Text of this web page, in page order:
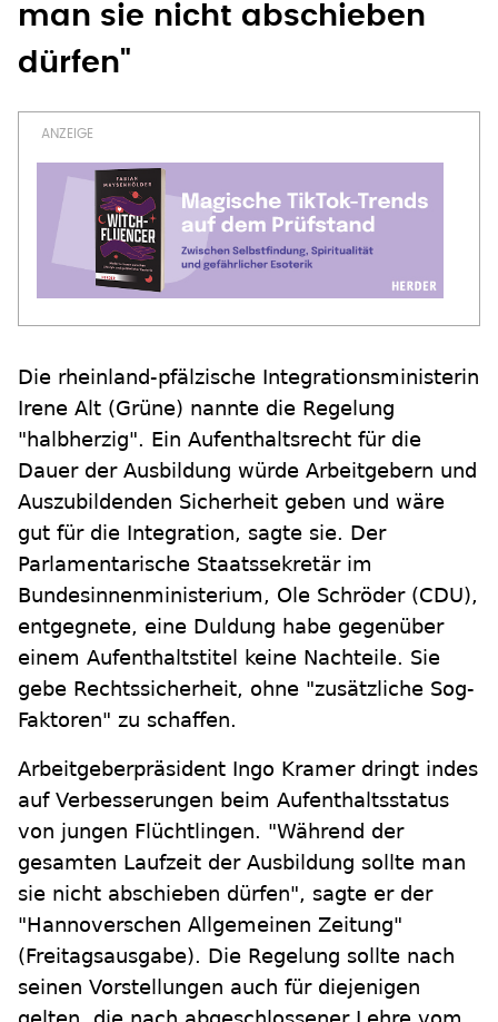
man sie nicht abschieben
dürfen"
Die rheinland-pfälzische Integrationsministerin
Irene Alt (Grüne) nannte die Regelung
"halbherzig". Ein Aufenthaltsrecht für die
Dauer der Ausbildung würde Arbeitgebern und
Auszubildenden Sicherheit geben und wäre
gut für die Integration, sagte sie. Der
Parlamentarische Staatssekretär im
Bundesinnenministerium, Ole Schröder (CDU),
entgegnete, eine Duldung habe gegenüber
einem Aufenthaltstitel keine Nachteile. Sie
gebe Rechtssicherheit, ohne "zusätzliche Sog-
Faktoren" zu schaffen.
Arbeitgeberpräsident Ingo Kramer dringt indes
auf Verbesserungen beim Aufenthaltsstatus
von jungen Flüchtlingen. "Während der
gesamten Laufzeit der Ausbildung sollte man
sie nicht abschieben dürfen", sagte er der
"Hannoverschen Allgemeinen Zeitung"
(Freitagsausgabe). Die Regelung sollte nach
seinen Vorstellungen auch für diejenigen